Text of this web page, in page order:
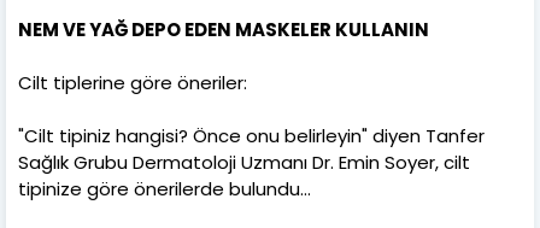
NEM VE YAĞ DEPO EDEN MASKELER KULLANIN
Cilt tiplerine göre öneriler:
"Cilt tipiniz hangisi? Önce onu belirleyin" diyen Tanfer
Sağlık Grubu Dermatoloji Uzmanı Dr. Emin Soyer, cilt
tipinize göre önerilerde bulundu…